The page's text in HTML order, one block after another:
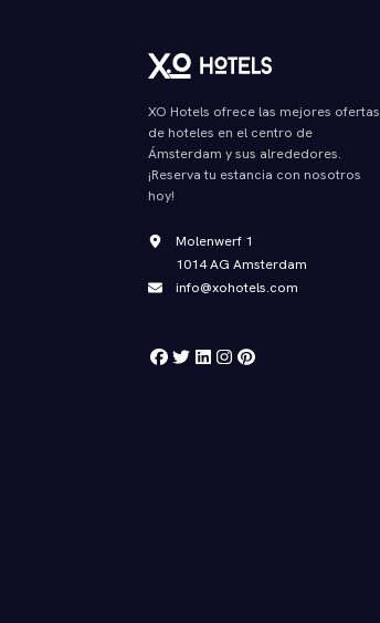
XO Hotels ofrece las mejores ofertas
de hoteles en el centro de
Ámsterdam y sus alrededores.
¡Reserva tu estancia con nosotros
hoy!
Molenwerf 1
1014 AG Amsterdam
info@xohotels.com